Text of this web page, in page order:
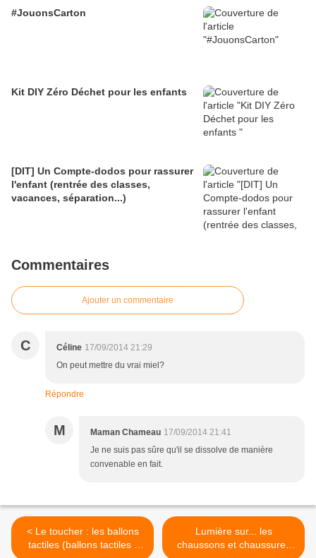
#JouonsCarton
Kit DIY Zéro Déchet pour les enfants
[DIT] Un Compte-dodos pour rassurer
l'enfant (rentrée des classes,
vacances, séparation...)
Commentaires
Ajouter un commentaire
C Céline 17/09/2014 21:29
On peut mettre du vrai miel?
Répondre
M Maman Chameau 17/09/2014 21:41
Je ne suis pas sûre qu'il se dissolve de manière
convenable en fait.
< Le toucher : les ballons
tactiles (ballons tactiles /
Lumière sur... les
chaussons et chaussures